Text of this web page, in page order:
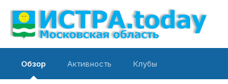
Обзор Активность Клубы